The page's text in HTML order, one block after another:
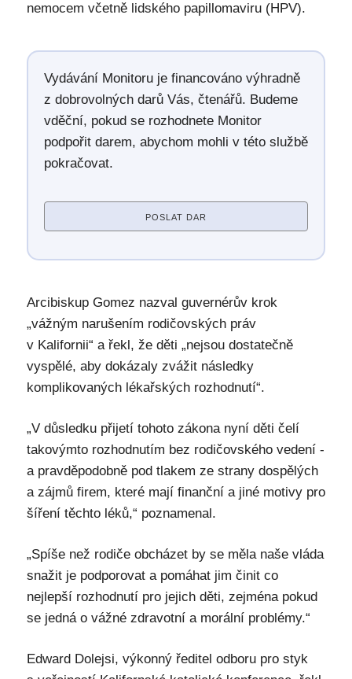
nemocem včetně lidského papillomaviru (HPV).
Vydávání Monitoru je financováno výhradně
z dobrovolných darů Vás, čtenářů. Budeme
vděční, pokud se rozhodnete Monitor
podpořit darem, abychom mohli v této službě
pokračovat.
POSLAT DAR
Arcibiskup Gomez nazval guvernérův krok
„vážným narušením rodičovských práv
v Kalifornii“ a řekl, že děti „nejsou dostatečně
vyspělé, aby dokázaly zvážit následky
komplikovaných lékařských rozhodnutí“.
„V důsledku přijetí tohoto zákona nyní děti čelí
takovýmto rozhodnutím bez rodičovského vedení -
a pravděpodobně pod tlakem ze strany dospělých
a zájmů firem, které mají finanční a jiné motivy pro
šíření těchto léků,“ poznamenal.
„Spíše než rodiče obcházet by se měla naše vláda
snažit je podporovat a pomáhat jim činit co
nejlepší rozhodnutí pro jejich děti, zejména pokud
se jedná o vážné zdravotní a morální problémy.“
Edward Dolejsi, výkonný ředitel odboru pro styk